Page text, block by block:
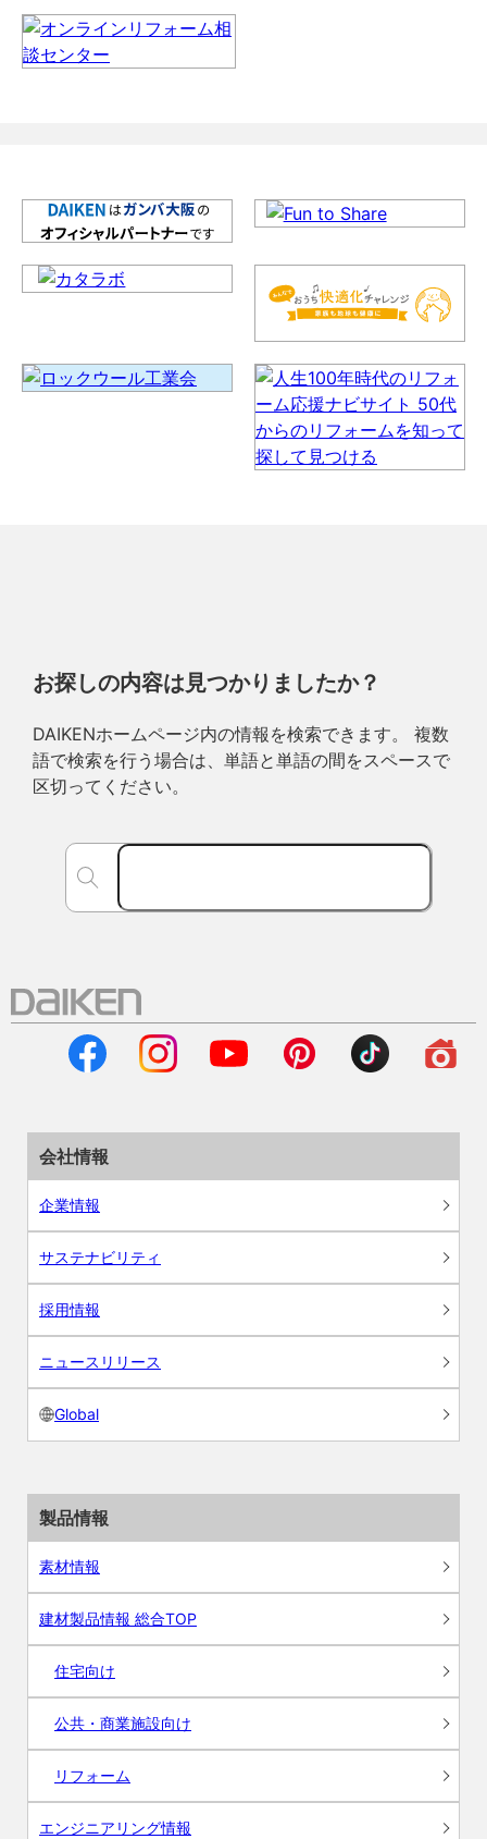
お探しの内容は見つかりましたか？
DAIKENホームページ内の情報を検索できます。 複数
語で検索を行う場合は、単語と単語の間をスペースで
区切ってください。
会社情報
企業情報
サステナビリティ
採用情報
ニュースリリース
Global
製品情報
素材情報
建材製品情報 総合TOP
住宅向け
公共・商業施設向け
リフォーム
エンジニアリング情報